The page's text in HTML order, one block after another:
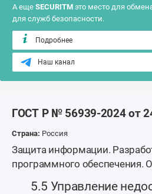
А еще SECURITM это место для
для служб безопасности.
Подробнее
Наш канал
ГОСТ Р № 56939-2024 от
Страна: Россия
Защита информации.
программного обеспечения.
5.5 Управление